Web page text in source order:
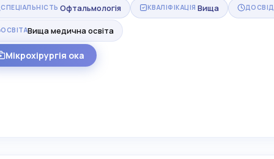
СПЕЦІАЛЬНІСТЬ Офтальмологія КВАЛІФІКАЦІЯ Вища ДОСВІД
ОСВІТАВища медична освіта
Мікрохірургія ока